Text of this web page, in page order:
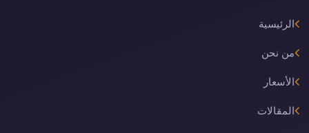
الرئيسية
من نحن
الأسعار
المقالات